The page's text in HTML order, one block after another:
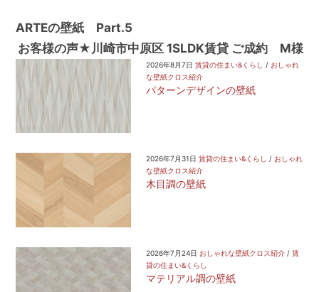
ARTEの壁紙 Part.5
お客様の声★川崎市中原区 1SLDK賃貸 ご成約 M様
2026年8月7日 賃貸の住まい&くらし / おしゃれ
な壁紙クロス紹介
パターンデザインの壁紙
2026年7月31日 賃貸の住まい&くらし / おしゃれ
な壁紙クロス紹介
木目調の壁紙
2026年7月24日 おしゃれな壁紙クロス紹介/ 賃
貸の住まい&くらし
マテリアル調の壁紙